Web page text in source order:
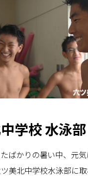
学校 水泳部
ばかりの暑い中、元
美北中学校水泳部に取